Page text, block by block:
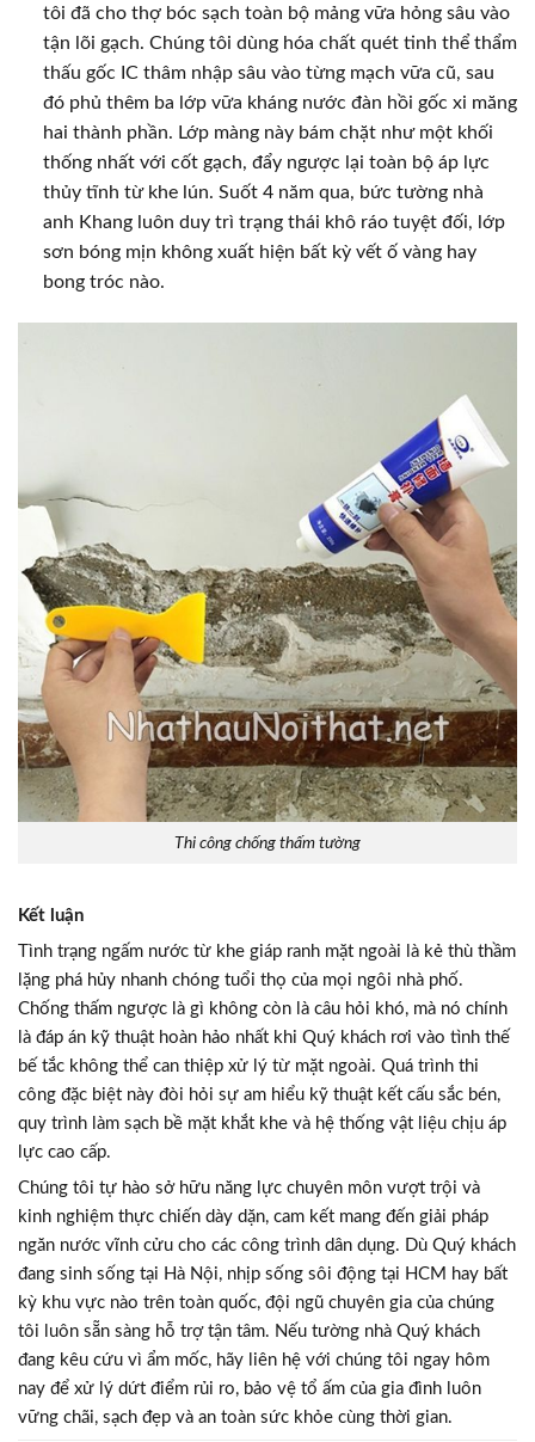
tôi đã cho thợ bóc sạch toàn bộ mảng vữa hỏng sâu vào
tận lõi gạch. Chúng tôi dùng hóa chất quét tinh thể thẩm
thấu gốc IC thâm nhập sâu vào từng mạch vữa cũ, sau
đó phủ thêm ba lớp vữa kháng nước đàn hồi gốc xi măng
hai thành phần. Lớp màng này bám chặt như một khối
thống nhất với cốt gạch, đẩy ngược lại toàn bộ áp lực
thủy tĩnh từ khe lún. Suốt 4 năm qua, bức tường nhà
anh Khang luôn duy trì trạng thái khô ráo tuyệt đối, lớp
sơn bóng mịn không xuất hiện bất kỳ vết ố vàng hay
bong tróc nào.
Thi công chống thấm tường
Kết luận
Tình trạng ngấm nước từ khe giáp ranh mặt ngoài là kẻ thù thầm
lặng phá hủy nhanh chóng tuổi thọ của mọi ngôi nhà phố.
Chống thấm ngược là gì không còn là câu hỏi khó, mà nó chính
là đáp án kỹ thuật hoàn hảo nhất khi Quý khách rơi vào tình thế
bế tắc không thể can thiệp xử lý từ mặt ngoài. Quá trình thi
công đặc biệt này đòi hỏi sự am hiểu kỹ thuật kết cấu sắc bén,
quy trình làm sạch bề mặt khắt khe và hệ thống vật liệu chịu áp
lực cao cấp.
Chúng tôi tự hào sở hữu năng lực chuyên môn vượt trội và
kinh nghiệm thực chiến dày dặn, cam kết mang đến giải pháp
ngăn nước vĩnh cửu cho các công trình dân dụng. Dù Quý khách
đang sinh sống tại Hà Nội, nhịp sống sôi động tại HCM hay bất
kỳ khu vực nào trên toàn quốc, đội ngũ chuyên gia của chúng
tôi luôn sẵn sàng hỗ trợ tận tâm. Nếu tường nhà Quý khách
đang kêu cứu vì ẩm mốc, hãy liên hệ với chúng tôi ngay hôm
nay để xử lý dứt điểm rủi ro, bảo vệ tổ ấm của gia đình luôn
vững chãi, sạch đẹp và an toàn sức khỏe cùng thời gian.